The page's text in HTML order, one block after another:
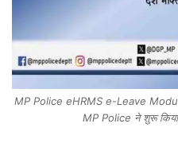
MP Police eHRMS e-Leave
MP Police ने शुरू